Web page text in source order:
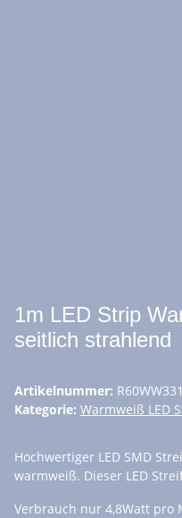
1m LED Strip
seitlich strahlend
Artikelnummer: R60WW331
Kategorie: Warmweiß LED
Hochwertiger LED SMD
warmweiß. Dieser LED
Verbrauch nur 4,8Watt pro